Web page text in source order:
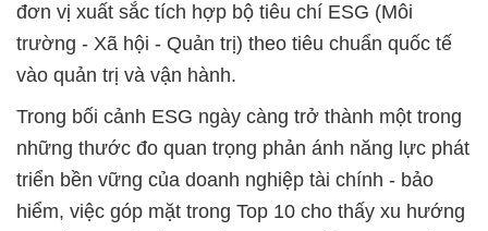
đơn vị xuất sắc tích hợp bộ tiêu chí ESG (Môi
trường - Xã hội - Quản trị) theo tiêu chuẩn quốc tế
vào quản trị và vận hành.
Trong bối cảnh ESG ngày càng trở thành một trong
những thước đo quan trọng phản ánh năng lực phát
triển bền vững của doanh nghiệp tài chính - bảo
hiểm, việc góp mặt trong Top 10 cho thấy xu hướng